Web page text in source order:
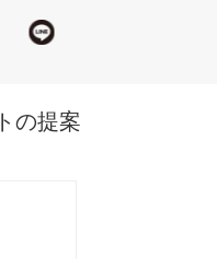
品番号をお申し付けくだ